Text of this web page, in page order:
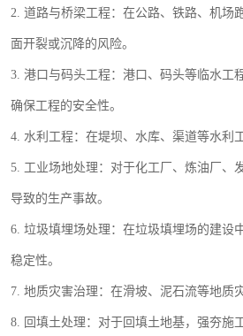
2. 道路与桥梁工程：在公路、铁路、机场
面开裂或沉降的风险。
3. 港口与码头工程：港口、码头等临水工
确保工程的安全性。
4. 水利工程：在堤坝、水库、渠道等水利
5. 工业场地处理：对于化工厂、炼油厂、
导致的生产事故。
6. 垃圾填埋场处理：在垃圾填埋场的建设
稳定性。
7. 地质灾害治理：在滑坡、泥石流等地质
8. 回填土处理：对于回填土地基，强夯施